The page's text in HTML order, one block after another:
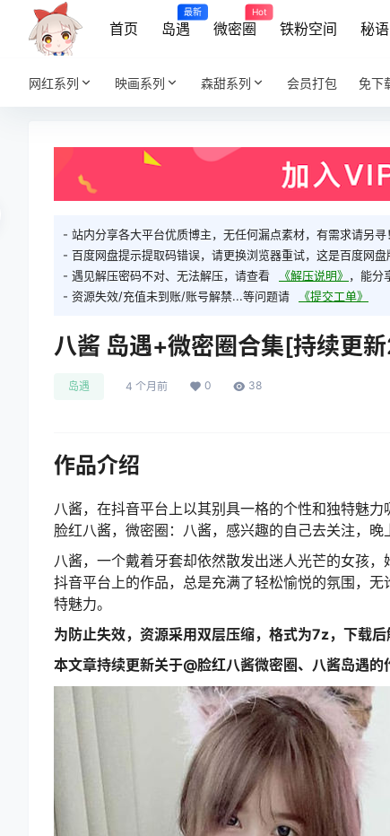
首页 岛遇
最新
微密圈
Hot
铁粉空间 秘
网红系列 映画系列 森甜系列 会员打包 免下
- 站内分享各大平台优质博主，无任何漏点素材，有需求请另寻！
- 百度网盘提示提取码错误，请更换浏览器重试，这是百度网盘
- 遇见解压密码不对、无法解压，请查看
《解压说明》 ，能分
- 资源失效/充值未到账/账号解禁...等问题请
《提交工单》
八酱 岛遇+微密圈合集[持续更
岛遇 4 个月前 0 38
作品介绍
八酱，在抖音平台上以其别具一格的个性和独特魅
脸红八酱，微密圈：八酱，感兴趣的自己去关注，晚
八酱，一个戴着牙套却依然散发出迷人光芒的女孩
抖音平台上的作品，总是充满了轻松愉悦的氛围，
特魅力。
为防止失效，资源采用双层压缩，格式为7z，下载后
本文章持续更新关于@脸红八酱微密圈、八酱岛遇